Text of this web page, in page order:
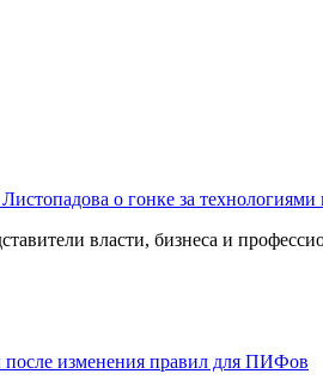
о гонке за технологиями
власти, бизнеса и
после изменения правил для ПИФов